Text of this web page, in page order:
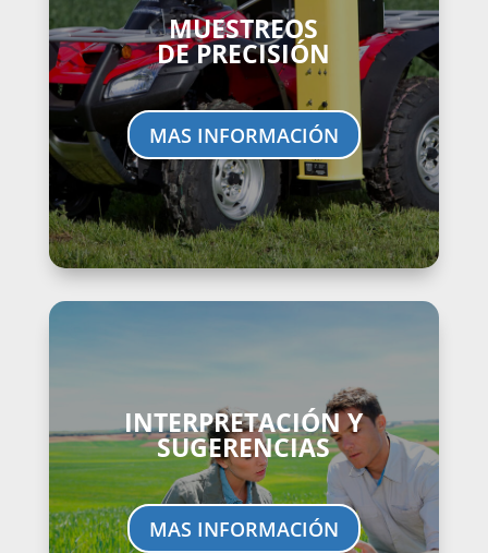
MUESTREOS
DE PRECISIÓN
MAS INFORMACIÓN
INTERPRETACIÓN Y
SUGERENCIAS
MAS INFORMACIÓN